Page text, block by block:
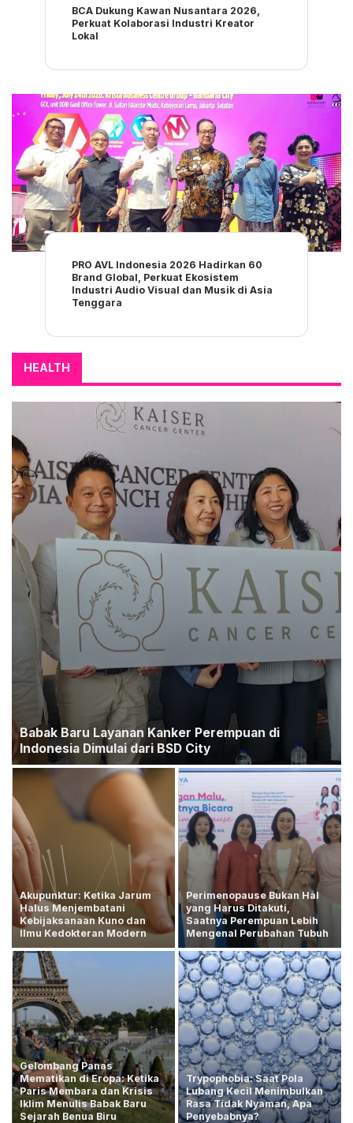
BCA Dukung Kawan Nusantara 2026,
Perkuat Kolaborasi Industri Kreator
Lokal
PRO AVL Indonesia 2026 Hadirkan 60
Brand Global, Perkuat Ekosistem
Industri Audio Visual dan Musik di Asia
Tenggara
HEALTH
Babak Baru Layanan Kanker Perempuan di
Indonesia Dimulai dari BSD City
Akupunktur: Ketika Jarum
Halus Menjembatani
Kebijaksanaan Kuno dan
Ilmu Kedokteran Modern
Perimenopause Bukan Hal
yang Harus Ditakuti,
Saatnya Perempuan Lebih
Mengenal Perubahan Tubuh
Gelombang Panas
Mematikan di Eropa: Ketika
Paris Membara dan Krisis
Iklim Menulis Babak Baru
Sejarah Benua Biru
Trypophobia: Saat Pola
Lubang Kecil Menimbulkan
Rasa Tidak Nyaman, Apa
Penyebabnya?